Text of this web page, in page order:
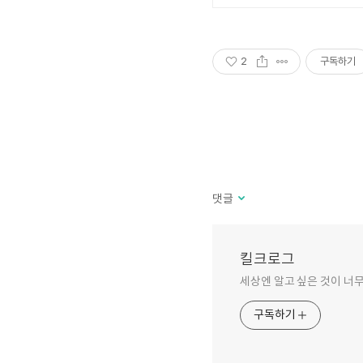
2 구독하기
댓글
킬크로그
세상엔 알고 싶은 것이 너
구독하기